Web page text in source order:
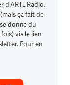
d'ARTE Radio.
ça fait de
donne du
via le lien
Pour en